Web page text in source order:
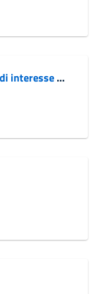
Avviso manifestazione di interesse ETS 2026